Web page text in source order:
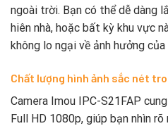
ngoài trời. Bạn có thể dễ dàng
hiên nhà, hoặc bất kỳ khu vực
không lo ngại về ảnh hưởng
Chất lượng hình ảnh sắc nét
Camera Imou IPC-S21FAP
Full HD 1080p, giúp bạn nhìn